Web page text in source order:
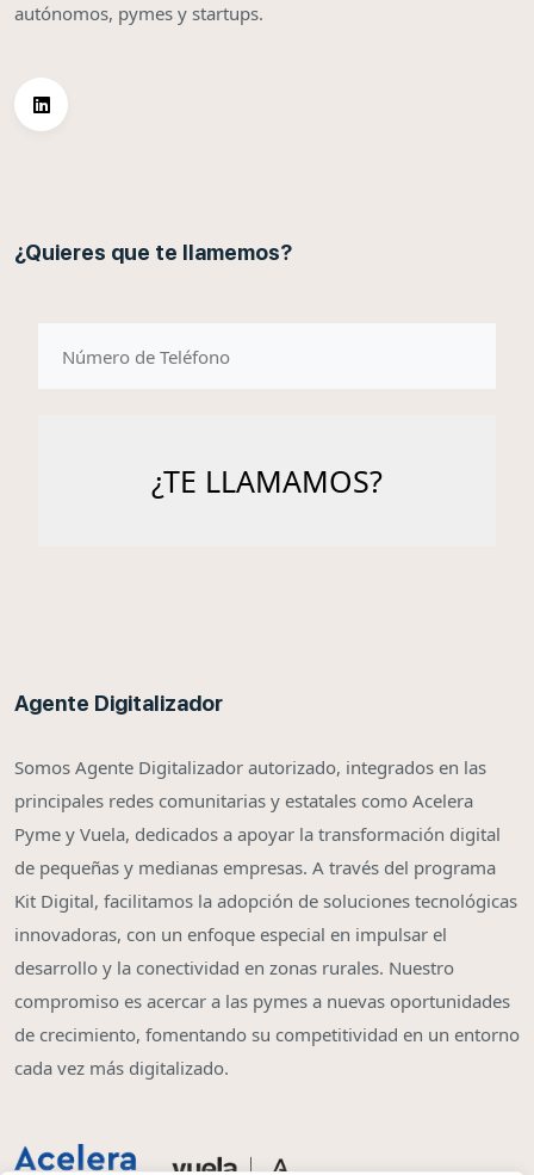
autónomos, pymes y startups.
¿Quieres que te llamemos?
Agente Digitalizador
Somos Agente Digitalizador autorizado, integrados en las
principales redes comunitarias y estatales como Acelera
Pyme y Vuela, dedicados a apoyar la transformación digital
de pequeñas y medianas empresas. A través del programa
Kit Digital, facilitamos la adopción de soluciones tecnológicas
innovadoras, con un enfoque especial en impulsar el
desarrollo y la conectividad en zonas rurales. Nuestro
compromiso es acercar a las pymes a nuevas oportunidades
de crecimiento, fomentando su competitividad en un entorno
cada vez más digitalizado.